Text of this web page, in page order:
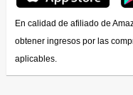
En calidad de afiliado de
obtener ingresos por las
aplicables.